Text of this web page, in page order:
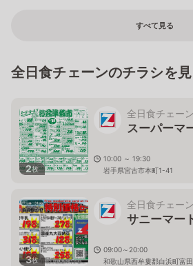
すべて見る
全日食チェーンのチラシを
2枚
全日食チェーン
スーパーマ
10:00 ～ 19:30
岩手県宮古市本町1-41
3枚
全日食チェーン
サニーマー
09:00～20:00
和歌山県西牟婁郡白浜町富